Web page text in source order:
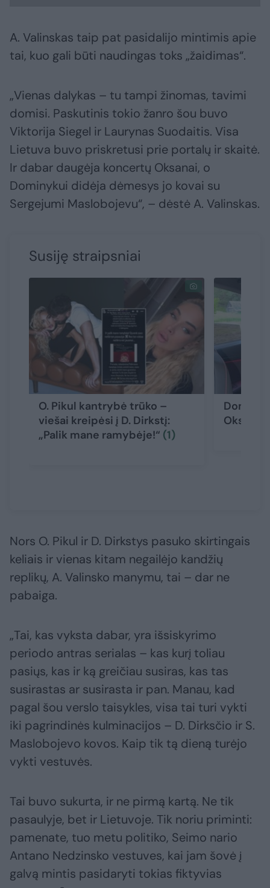
A. Valinskas taip pat pasidalijo mintimis apie
tai, kuo gali būti naudingas toks „žaidimas“.
„Vienas dalykas – tu tampi žinomas, tavimi
domisi. Paskutinis tokio žanro šou buvo
Viktorija Siegel ir Laurynas Suodaitis. Visa
Lietuva buvo priskretusi prie portalų ir skaitė.
Ir dabar daugėja koncertų Oksanai, o
Dominykui didėja dėmesys jo kovai su
Sergejumi Maslobojevu“, – dėstė A. Valinskas.
Susiję straipsniai
O. Pikul kantrybė trūko –
viešai kreipėsi į D. Dirkstį:
„Palik mane ramybėje!“ (1)
Nors O. Pikul ir D. Dirkstys pasuko skirtingais
keliais ir vienas kitam negailėjo kandžių
replikų, A. Valinsko manymu, tai – dar ne
pabaiga.
„Tai, kas vyksta dabar, yra išsiskyrimo
periodo antras serialas – kas kurį toliau
pasiųs, kas ir ką greičiau susiras, kas tas
susirastas ar susirasta ir pan. Manau, kad
pagal šou verslo taisykles, visa tai turi vykti
iki pagrindinės kulminacijos – D. Dirksčio ir S.
Maslobojevo kovos. Kaip tik tą dieną turėjo
vykti vestuvės.
Tai buvo sukurta, ir ne pirmą kartą. Ne tik
pasaulyje, bet ir Lietuvoje. Tik noriu priminti:
pamenate, tuo metu politiko, Seimo nario
Antano Nedzinsko vestuves, kai jam šovė į
galvą mintis pasidaryti tokias fiktyvias